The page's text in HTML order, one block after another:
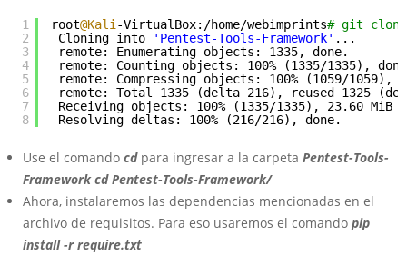
1
2
3
4
5
6
7
8
root@Kali -VirtualBox:/home/webimprints# git clone
Cloning into
'Pentest-Tools-Framework' ...
remote: Enumerating objects: 1335, done.
remote: Counting objects: 100% (1335/1335),
remote: Compressing objects: 100% (1059/1059),
remote: Total 1335 (delta 216), reused 1325
Receiving objects: 100% (1335/1335), 23.60
Resolving deltas: 100% (216/216), done.
Use el comando cdpara ingresar a la carpeta Pentest-Tools-
Framework cd Pentest-Tools-Framework/
Ahora, instalaremos las dependencias mencionadas en el
archivo de requisitos. Para eso usaremos el comando pip
install -r require.txt